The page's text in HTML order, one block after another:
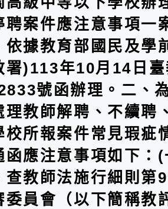
聘案件應注意事項一
依據教育部國民及學
署)113年10月14日
號函辦理。二、
理教師解聘、不續聘
校所報案件常見瑕疵
函應注意事項如下：
查教師法施行細則第
委員會（以下簡稱教